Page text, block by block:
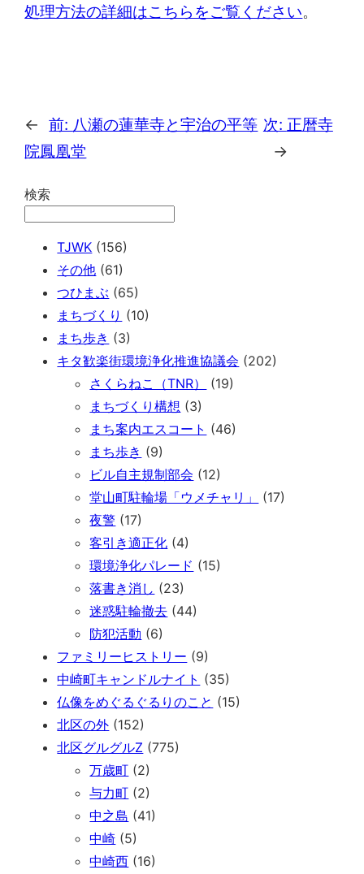
処理方法の詳細はこちらをご覧ください。
← 前: 八瀬の蓮華寺と宇治の平等
院鳳凰堂
次: 正暦寺
→
検索
TJWK (156)
その他 (61)
つひまぶ (65)
まちづくり (10)
まち歩き (3)
キタ歓楽街環境浄化推進協議会 (202)
さくらねこ（TNR）
(19)
まちづくり構想 (3)
まち案内エスコート (46)
まち歩き (9)
ビル自主規制部会 (12)
堂山町駐輪場「ウメチャリ」
(17)
夜警 (17)
客引き適正化 (4)
環境浄化パレード (15)
落書き消し (23)
迷惑駐輪撤去 (44)
防犯活動 (6)
ファミリーヒストリー (9)
中崎町キャンドルナイト (35)
仏像をめぐるぐるりのこと (15)
北区の外 (152)
北区グルグルZ (775)
万歳町 (2)
与力町 (2)
中之島 (41)
中崎 (5)
中崎西 (16)